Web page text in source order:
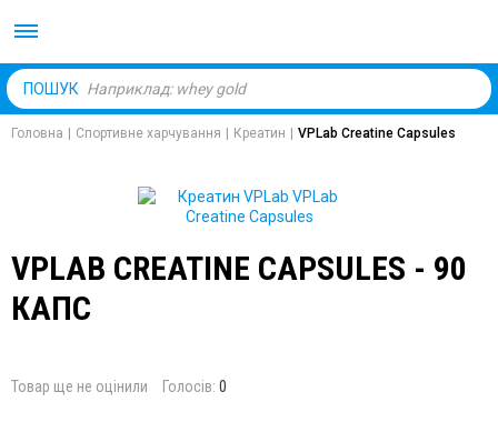
ПОШУК
Головна Спортивне харчування Креатин VPLab Creatine Capsules
VPLAB CREATINE CAPSULES - 90
КАПС
Товар ще не оцінили Голосів: 0